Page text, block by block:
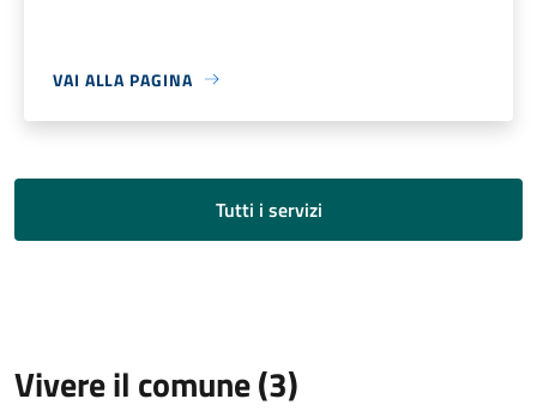
VAI ALLA PAGINA
Tutti i servizi
Vivere il comune (3)